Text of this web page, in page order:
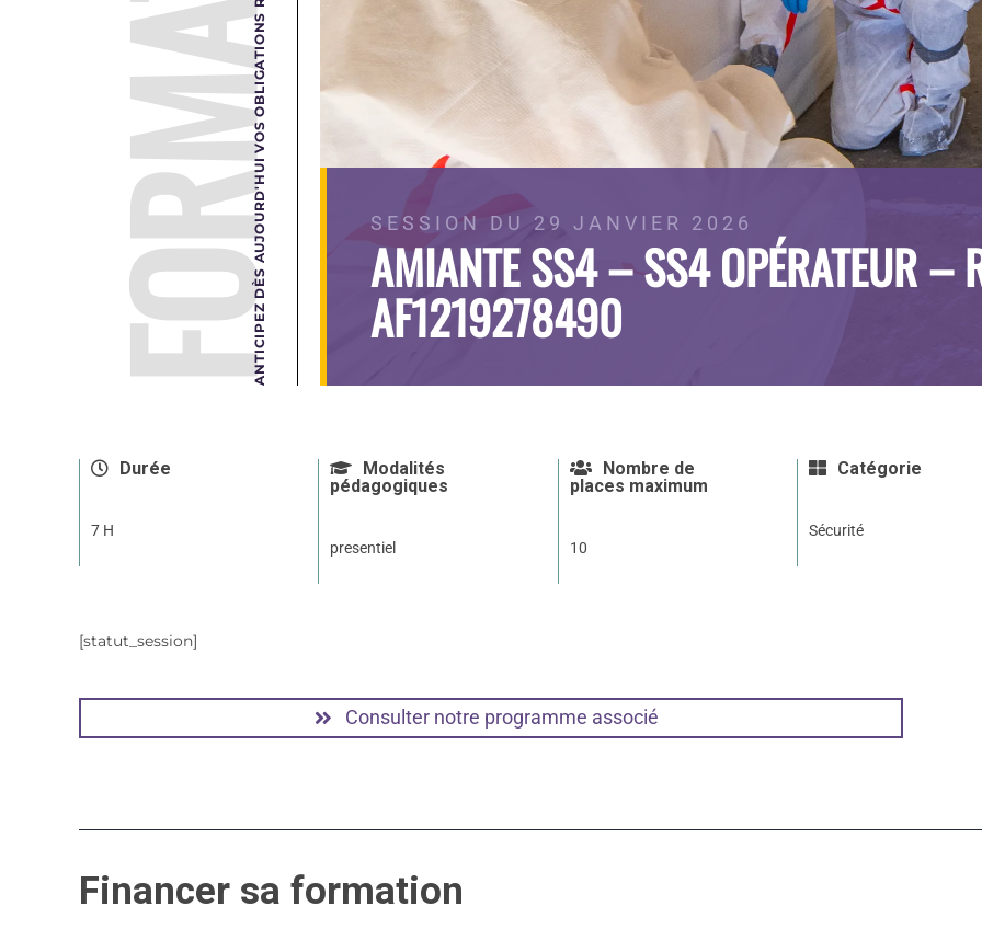
SESSION DU 29 JANVIER 2026
AMIANTE SS4 – SS4 OPÉRATEUR –
AF1219278490
Durée
7 H
Modalités
pédagogiques
presentiel
Nombre de
places maximum
10
Catégorie
Sécurité
[statut_session]
Consulter notre programme associé
Financer sa formation